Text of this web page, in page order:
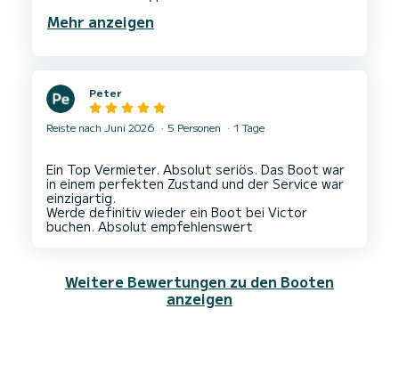
Er brachte uns zu den schönsten Buchten mit
schöner machte. Alles war perfekt organisiert,
und wir hätten uns keinen besseren Tag
wünschen können. Wir würden diesen Ausflug auf
jeden Fall wieder buchen und ihn jedem Ibiza-
Besucher wärmstens empfehlen. Vielen Dank,
Mehr anzeigen
Peter
Reiste nach Juni 2026 5 Personen 1 Tage
Ein Top Vermieter. Absolut seriös. Das Boot war
in einem perfekten Zustand und der Service war
einzigartig.
Werde definitiv wieder ein Boot bei Victor
Weitere Bewertungen zu den Booten
anzeigen